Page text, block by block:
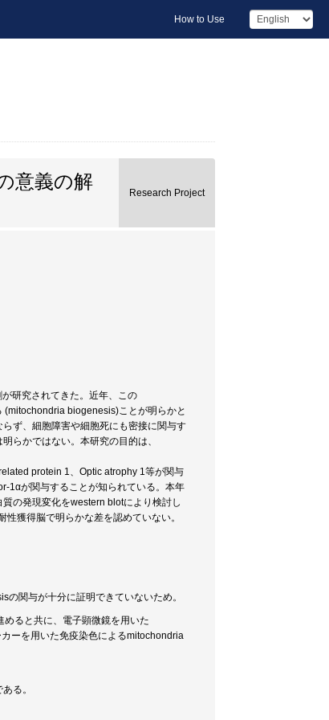
How to Use
意義の解
Research Project
研究されてきた。近年、この
biogenesis)ことが明らかと
ず、細胞障害や細胞死にも密接に関与す
らかではない。本研究の目的は、
protein 1、Optic atrophy 1等が関与
1αが関与することが知られている。本年
の発現変化をwestern blotにより検討し
獲得脳で明らかな差を認めていない。
関与が十分に証明できていないため。
ると共に、電子顕微鏡を用いた
ーを用いた免疫染色によるmitochondria
る。